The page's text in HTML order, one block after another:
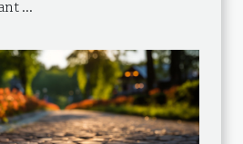
...